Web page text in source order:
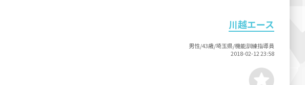
川越エース
男性/43歳/埼玉県/機能訓練指導員
2018-02-12 23:58